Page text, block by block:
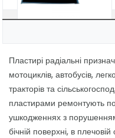
Пластирі радіальні
мотоциклів, автобусів,
тракторів та
пластирами ремонтують
ушкодженнях з
бічній поверхні, в плечовій